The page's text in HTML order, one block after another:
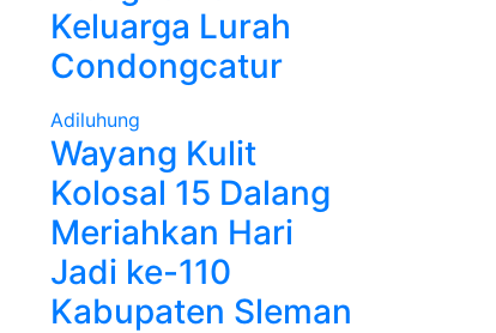
Keluarga Lurah
Condongcatur
Adiluhung
Wayang Kulit
Kolosal 15 Dalang
Meriahkan Hari
Jadi ke-110
Kabupaten Sleman